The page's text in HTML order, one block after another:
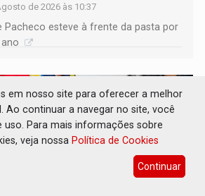
de 2026 às 10:37
Pacheco esteve à frente da pasta por
em nosso site para oferecer a melhor
Ao continuar a navegar no site, você
Para mais informações sobre
veja nossa Política de Cookies
Continuar